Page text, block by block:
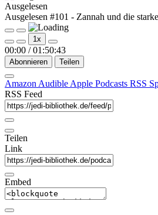
Ausgelesen
Ausgelesen #101 - Zannah und die
Play
Episode
Pause
Episode
1x
00:00 / 01:50:43
Abonnieren Teilen
Amazon Audible Apple Podcasts RSS
RSS Feed
Teilen
Link
Embed